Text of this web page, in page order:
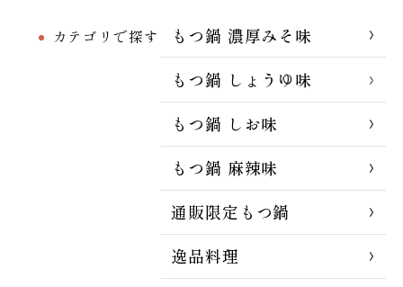
カテゴリで探す
もつ鍋 濃厚みそ味
もつ鍋 しょうゆ味
もつ鍋 しお味
もつ鍋 麻辣味
通販限定もつ鍋
逸品料理